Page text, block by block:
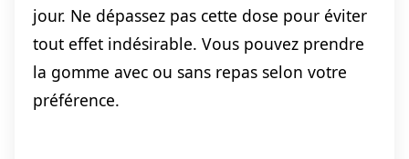
jour. Ne dépassez pas cette dose pour éviter
tout effet indésirable. Vous pouvez prendre
la gomme avec ou sans repas selon votre
préférence.